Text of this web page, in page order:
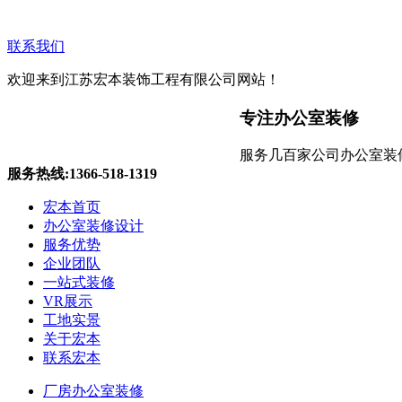
联系我们
欢迎来到江苏宏本装饰工程有限公司网站！
无锡办公室装修
专注办公室装修
服务几百家公司办公室装
服务热线:1366-518-1319
宏本首页
办公室装修设计
服务优势
企业团队
一站式装修
VR展示
工地实景
关于宏本
联系宏本
厂房办公室装修